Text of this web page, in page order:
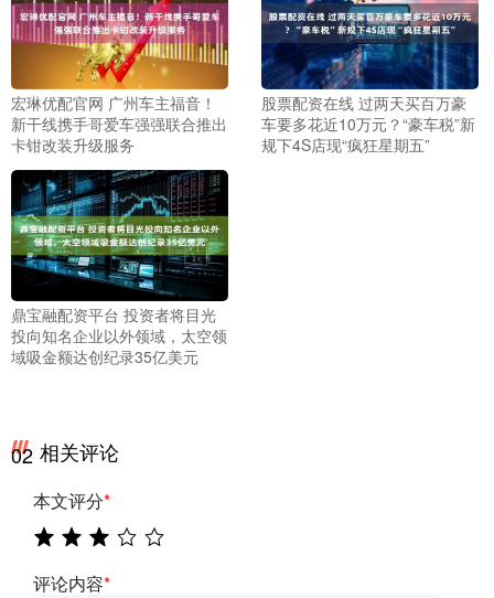
宏琳优配官网 广州车主福音！
新干线携手哥爱车强强联合推出
卡钳改装升级服务
股票配资在线 过两天买百万豪
车要多花近10万元？“豪车税”新
规下4S店现“疯狂星期五”
鼎宝融配资平台 投资者将目光
投向知名企业以外领域，太空领
域吸金额达创纪录35亿美元
02 相关评论
本文评分*
评论内容*